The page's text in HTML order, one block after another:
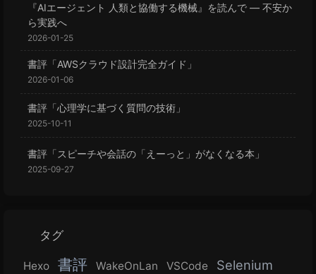
『AIエージェント 人類と協働する機械』を読んで — 不安か
ら実践へ
2026-01-25
書評「AWSクラウド設計完全ガイド」
2026-01-06
書評「心理学に基づく質問の技術」
2025-10-11
書評「スピーチや会話の「えーっと」がなくなる本」
2025-09-27
タグ
Hexo 書評 WakeOnLan VSCode
Selenium